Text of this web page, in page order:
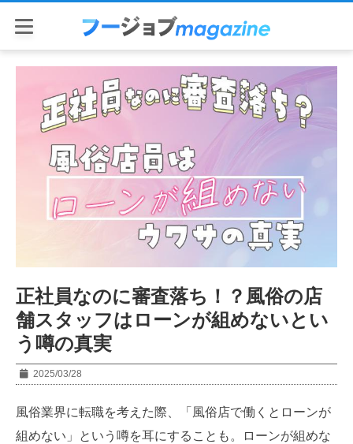
正社員なのに審査落ち！？風俗の店
舗スタッフはローンが組めないとい
う噂の真実
2025/03/28
風俗業界に転職を考えた際、「風俗店で働くとローンが
組めない」という噂を耳にすることも。ローンが組めな